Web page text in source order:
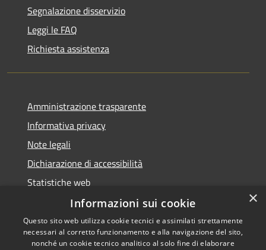
Segnalazione disservizio
Leggi le FAQ
Richiesta assistenza
Amministrazione trasparente
Informativa privacy
Note legali
Dichiarazione di accessibilità
Statistiche web
Copyright © 2026 • Comune di
×
Informazioni sui cookie
Questo sito web utilizza cookie tecnici e assimilati strettamente
necessari al corretto funzionamento e alla navigazione del sito,
nonché un cookie tecnico analitico al solo fine di elaborare